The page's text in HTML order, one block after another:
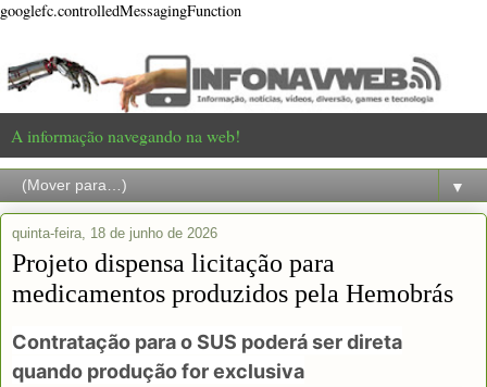
googlefc.controlledMessagingFunction
A informação navegando na web!
▼
quinta-feira, 18 de junho de 2026
Projeto dispensa licitação para
medicamentos produzidos pela Hemobrás
Contratação para o SUS poderá ser direta
quando produção for exclusiva